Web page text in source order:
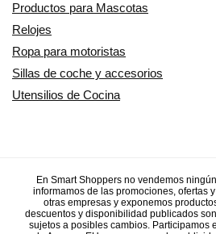
Productos para Mascotas
Relojes
Ropa para motoristas
Sillas de coche y accesorios
Utensilios de Cocina
En Smart Shoppers no vendemos
informamos de las promociones, ofertas
otras empresas y exponemos
descuentos y disponibilidad publicados
sujetos a posibles cambios. Participamos